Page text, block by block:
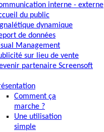
interne - externe
du public
dynamique
de données
Management
sur lieu de vente
partenaire Screensoft
Comment ça
marche ?
Une utilisation
simple